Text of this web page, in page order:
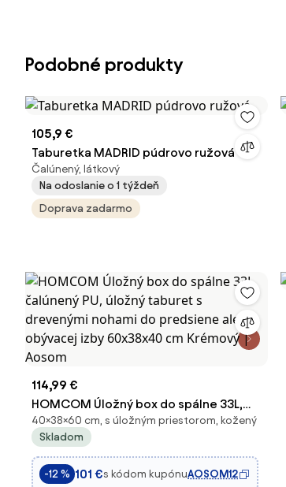
Podobné produkty
105,9 €
Taburetka MADRID púdrovo ružová
Čalúnený, látkový
Na odoslanie o 1 týždeň
Doprava zadarmo
114,99 €
HOMCOM Úložný box do spálne 33L,
čalúnený PU, úložný taburet s
drevenými nohami do predsiene alebo
obývacej izby 60x38x40 cm Krémový |
Aosom
40×38×60 cm, s úložným priestorom, kožený
Skladom
-12 % 101 €s kódom kupónuAOSOM12